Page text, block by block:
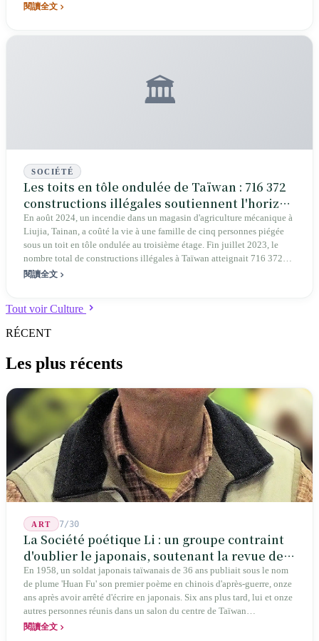
gouvernement est « pas de bureau ». Le 2 décembre 2025, à
閱讀全文
🏛️
SOCIÉTÉ
Les toits en tôle ondulée de Taïwan : 716 372
constructions illégales soutiennent l'horizon
urbain
En août 2024, un incendie dans un magasin d'agriculture mécanique à
Liujia, Tainan, a coûté la vie à une famille de cinq personnes piégée
sous un toit en tôle ondulée au troisième étage. Fin juillet 2023, le
nombre total de constructions illégales à Taïwan atteignait 716 372
unités ; le district de New Taipei enregistrait une augmentation
par an. Cette couche de métal orange et argenté constitue à la fois le
matière de sécurité publique.
閱讀全文
Tout voir Culture
RÉCENT
Les plus récents
ART 7/30
La Société poétique Li : un groupe contraint
d'oublier le japonais, soutenant la revue de
poésie chinoise la plus ancienne de Taïwan
En 1958, un soldat japonais taïwanais de 36 ans publiait sous le nom
de plume 'Huan Fu' son premier poème en chinois d'après-guerre, onze
ans après avoir arrêté d'écrire en japonais. Six ans plus tard, lui et onze
autres personnes réunis dans un salon du centre de Taïwan
transformaient cette expérience de mutisme générationnel en une
閱讀全文